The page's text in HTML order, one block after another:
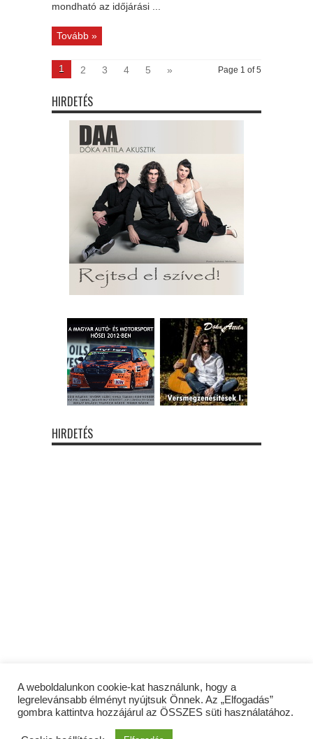
mondható az időjárási ...
Tovább »
Page 1 of 5
1 2 3 4 5 »
HIRDETÉS
HIRDETÉS
A weboldalunkon cookie-kat használunk, hogy a
legrelevánsabb élményt nyújtsuk Önnek. Az „Elfogadás”
gombra kattintva hozzájárul az ÖSSZES süti használatához.